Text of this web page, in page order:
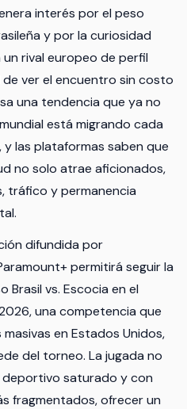
interés por el peso
y por la curiosidad
rival europeo de perfil
ver el encuentro sin costo
una tendencia que ya no
está migrando cada
y las plataformas saben que
no solo atrae aficionados,
tráfico y permanencia
difundida por
permitirá seguir la
Brasil vs. Escocia en el
una competencia que
en Estados Unidos,
del torneo. La jugada no
deportivo saturado y con
fragmentados, ofrecer un